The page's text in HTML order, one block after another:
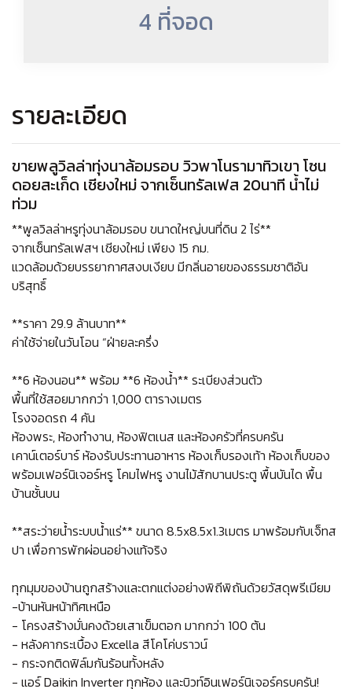
4 ที่จอด
รายละเอียด
ขายพลูวิลล่าทุ่งนาล้อมรอบ วิวพาโนรามาทิวเขา โซน
ดอยสะเก็ด เชียงใหม่ จากเซ็นทรัลเฟส 20นาที น้ำไม่
ท่วม
**พูลวิลล่าหรูทุ่งนาล้อมรอบ ขนาดใหญ่บนที่ดิน 2 ไร่**
จากเซ็นทรัลเฟสฯ เชียงใหม่ เพียง 15 กม.
แวดล้อมด้วยบรรยากาศสงบเงียบ มีกลิ่นอายของธรรมชาติอัน
บริสุทธิ์
**ราคา 29.9 ล้านบาท**
ค่าใช้จ่ายในวันโอน “ฝ่ายละครึ่ง
**6 ห้องนอน** พร้อม **6 ห้องน้ำ** ระเบียงส่วนตัว
พื้นที่ใช้สอยมากกว่า 1,000 ตารางเมตร
โรงจอดรถ 4 คัน
ห้องพระ, ห้องทำงาน, ห้องฟิตเนส และห้องครัวที่ครบครัน
เคาน์เตอร์บาร์ ห้องรับประทานอาหาร ห้องเก็บรองเท้า ห้องเก็บของ
พร้อมเฟอร์นิเจอร์หรู โคมไฟหรู งานไม้สักบานประตู พื้นบันได พื้น
บ้านชั้นบน
**สระว่ายน้ำระบบน้ำแร่** ขนาด 8.5x8.5x1.3เมตร มาพร้อมกับเจ็ทส
ปา เพื่อการพักผ่อนอย่างแท้จริง
ทุกมุมของบ้านถูกสร้างและตกแต่งอย่างพิถีพิถันด้วยวัสดุพรีเมียม
-บ้านหันหน้าทิศเหนือ
- โครงสร้างมั่นคงด้วยเสาเข็มตอก มากกว่า 100 ต้น
- หลังคากระเบื้อง Excella สีโคโค่บราวน์
- กระจกติดฟิล์มกันร้อนทั้งหลัง
- แอร์ Daikin Inverter ทุกห้อง และบิวท์อินเฟอร์นิเจอร์ครบครัน!